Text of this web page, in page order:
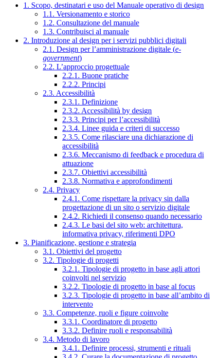
1. Scopo, destinatari e uso del Manuale operativo di design
1.1. Versionamento e storico
1.2. Consultazione del manuale
1.3. Contribuisci al manuale
2. Introduzione al design per i servizi pubblici digitali
2.1. Design per l’amministrazione digitale (e-
government)
2.2. L’approccio progettuale
2.2.1. Buone pratiche
2.2.2. Principi
2.3. Accessibilità
2.3.1. Definizione
2.3.2. Accessibilità by design
2.3.3. Principi per l’accessibilità
2.3.4. Linee guida e criteri di successo
2.3.5. Come rilasciare una dichiarazione di
accessibilità
2.3.6. Meccanismo di feedback e procedura di
attuazione
2.3.7. Obiettivi accessibilità
2.3.8. Normativa e approfondimenti
2.4. Privacy
2.4.1. Come rispettare la privacy sin dalla
progettazione di un sito o servizio digitale
2.4.2. Richiedi il consenso quando necessario
2.4.3. Le basi del sito web: architettura,
informativa privacy, riferimenti DPO
3. Pianificazione, gestione e strategia
3.1. Obiettivi del progetto
3.2. Tipologie di progetti
3.2.1. Tipologie di progetto in base agli attori
coinvolti nel servizio
3.2.2. Tipologie di progetto in base al focus
3.2.3. Tipologie di progetto in base all’ambito di
intervento
3.3. Competenze, ruoli e figure coinvolte
3.3.1. Coordinatore di progetto
3.3.2. Definire ruoli e responsabilità
3.4. Metodo di lavoro
3.4.1. Definire processi, strumenti e rituali